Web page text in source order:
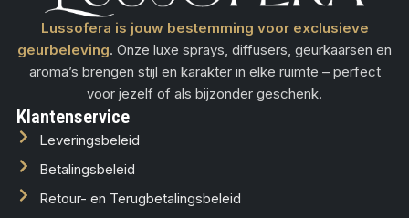
Lussofera is jouw bestemming voor exclusieve
geurbeleving. Onze luxe sprays, diffusers, geurkaarsen en
aroma’s brengen stijl en karakter in elke ruimte – perfect
voor jezelf of als bijzonder geschenk.
Klantenservice
Leveringsbeleid
Betalingsbeleid
Retour- en Terugbetalingsbeleid